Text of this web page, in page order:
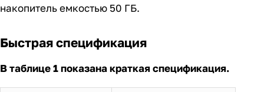
накопитель емкостью 50 ГБ.
Быстрая спецификация
В таблице 1 показана краткая спецификация.